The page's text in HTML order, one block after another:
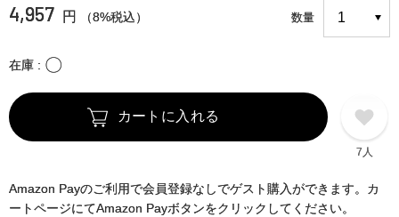
4,957 円 （8%税込） 数量
在庫 〇
カートに入れる
7人
Amazon Payのご利用で会員登録なしでゲスト購入ができます。カ
ートページにてAmazon Payボタンをクリックしてください。